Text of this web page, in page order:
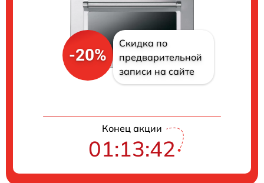
-20%
Скидка по
предварительной
записи на сайте
Конец акции
01:13:41